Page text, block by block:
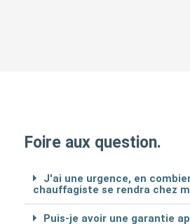
Foire aux question.
J'ai une urgence, en
chauffagiste se rendra chez
Puis-je avoir une garantie